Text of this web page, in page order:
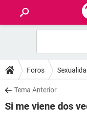
FOROS
SALUD
Foros
Tema Anterior
Si me viene dos